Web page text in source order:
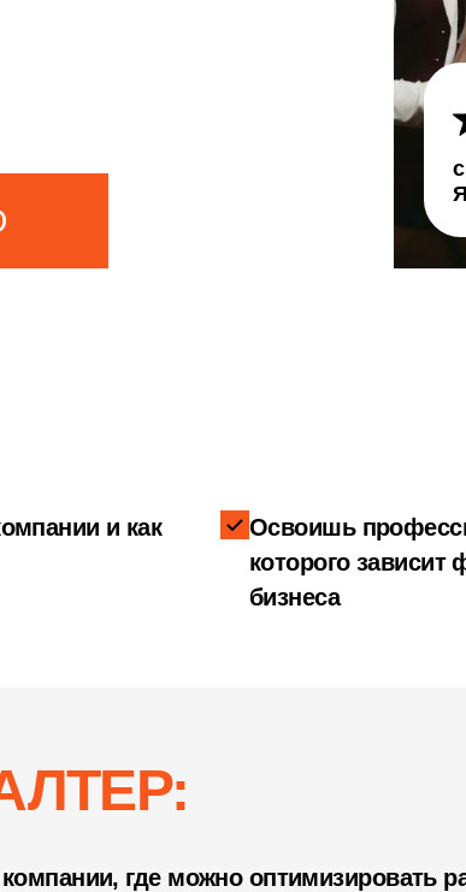
и как
Освоишь
которого
бизнеса
где можно оптимизировать